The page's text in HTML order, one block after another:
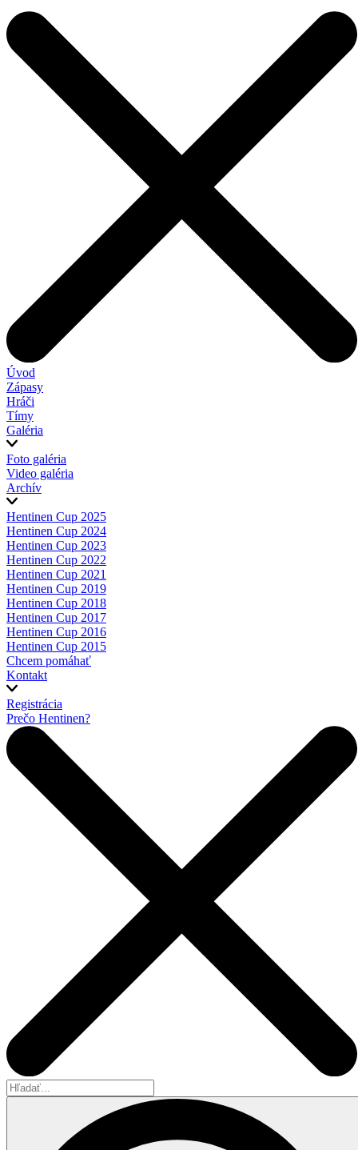
Úvod
Zápasy
Hráči
Tímy
Galéria
Foto galéria
Video galéria
Archív
Hentinen Cup 2025
Hentinen Cup 2024
Hentinen Cup 2023
Hentinen Cup 2022
Hentinen Cup 2021
Hentinen Cup 2019
Hentinen Cup 2018
Hentinen Cup 2017
Hentinen Cup 2016
Hentinen Cup 2015
Chcem pomáhať
Kontakt
Registrácia
Prečo Hentinen?
Hľadať...